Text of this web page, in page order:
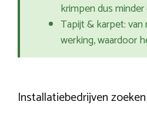
krimpen dus
Tapijt & karpet:
werking, waardoor
Installatiebedrijven zoeken